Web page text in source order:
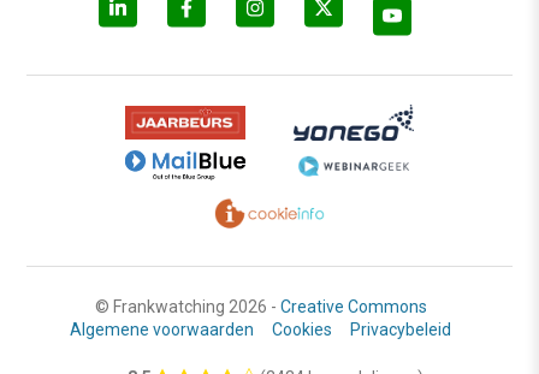
© Frankwatching 2026 - Creative Commons
Algemene voorwaarden
Cookies Privacybeleid